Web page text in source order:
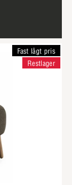
Fast lågt pris
Restlager